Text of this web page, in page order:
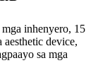
inhenyero, 15
device,
sa mga